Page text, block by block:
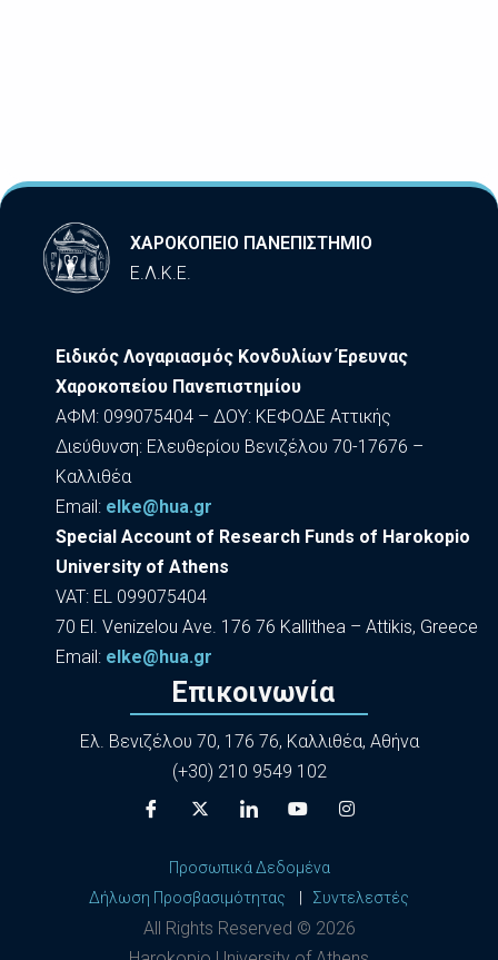
ΧΑΡΟΚΟΠΕΙΟ ΠΑΝΕΠΙΣΤΗΜΙΟ
Ε.Λ.Κ.Ε.
Ειδικός Λογαριασμός Κονδυλίων Έρευνας
Χαροκοπείου Πανεπιστημίου
ΑΦΜ: 099075404 – ΔΟΥ: ΚΕΦΟΔΕ Αττικής
Διεύθυνση: Ελευθερίου Βενιζέλου 70-17676 –
Καλλιθέα
Εmail: elke@hua.gr
Special Account of Research Funds of Harokopio
University of Athens
VAT: EL 099075404
70 El. Venizelou Ave. 176 76 Kallithea – Attikis, Greece
Εmail: elke@hua.gr
Επικοινωνία
Ελ. Βενιζέλου 70, 176 76, Καλλιθέα, Αθήνα
(+30) 210 9549 102
Προσωπικά Δεδομένα
Δήλωση Προσβασιμότητας
Συντελεστές
All Rights Reserved © 2026